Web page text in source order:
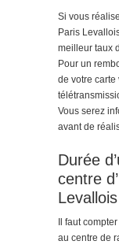
Si vous
Paris
meilleur taux
Pour un
de votre
Vous serez
avant de
Durée
centre
Il faut
au centre de